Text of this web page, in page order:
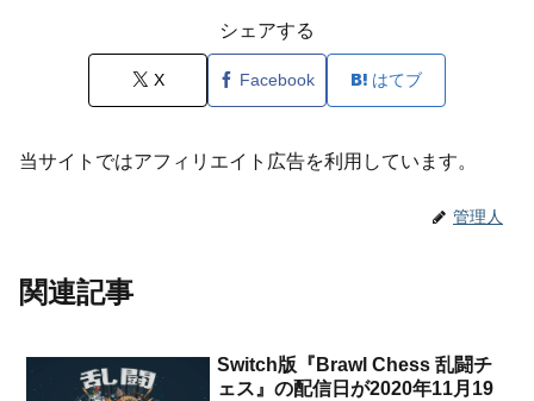
シェアする
X Facebook はてブ
当サイトではアフィリエイト広告を利用しています。
管理人
関連記事
Switch版『Brawl Chess 乱闘チ
ェス』の配信日が2020年11月19